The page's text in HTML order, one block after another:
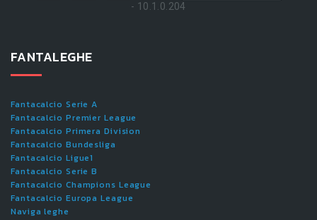
- 10.1.0.204
FANTALEGHE
Fantacalcio Serie A
Fantacalcio Premier League
Fantacalcio Primera Division
Fantacalcio Bundesliga
Fantacalcio Ligue1
Fantacalcio Serie B
Fantacalcio Champions League
Fantacalcio Europa League
Naviga leghe